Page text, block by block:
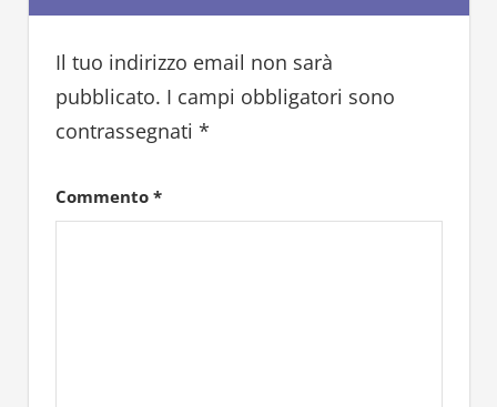
Il tuo indirizzo email non sarà
pubblicato. I campi obbligatori sono
contrassegnati *
Commento *